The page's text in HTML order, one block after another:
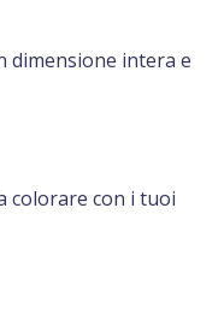
dimensione intera e
colorare con i tuoi